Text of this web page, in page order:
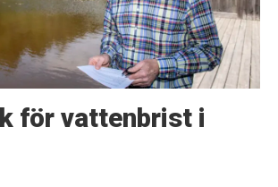
för vattenbrist i